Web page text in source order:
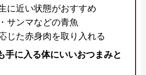
に近い状態がおすすめ
サンマなどの青魚
じた赤身肉を取り入れる
手に入る体にいいおつまみと